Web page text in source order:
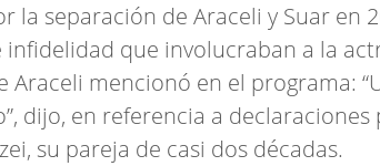
la separación de Araceli y Suar en
que involucraban a la
Araceli mencionó en el programa:
dijo, en referencia a
su pareja de casi dos décadas.